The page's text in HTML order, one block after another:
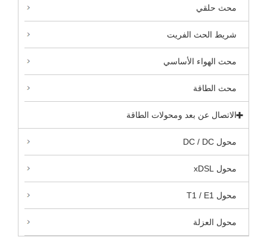
محث حلقي
شريط الحث الفريت
محث الهواء الأساسي
محث الطاقة
الاتصال عن بعد ومحولات الطاقة
محول DC / DC
محول xDSL
محول T1 / E1
محول العزلة